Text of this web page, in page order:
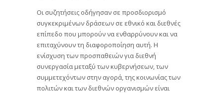
Οι συζητήσεις οδήγησαν σε προσδιορισμό
συγκεκριμένων δράσεων σε εθνικό και διεθνές
επίπεδο που μπορούν να ενθαρρύνουν και να
επιταχύνουν τη διαφοροποίηση αυτή. Η
ενίσχυση των προσπαθειών για διεθνή
συνεργασία μεταξύ των κυβερνήσεων, των
συμμετεχόντων στην αγορά, της κοινωνίας των
πολιτών και των διεθνών οργανισμών είναι